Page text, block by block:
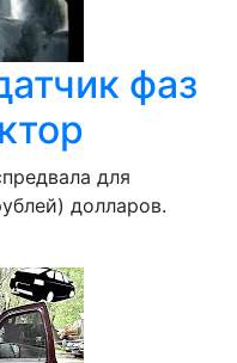
фаз
для
долларов.